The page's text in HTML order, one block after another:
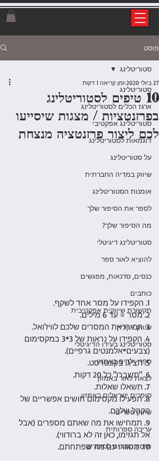
פוסט
סטוריטלינג
ארגז הכלים לסטוריטלינג
סטוריטלינג אפקטיבי
דוגמאות לסטוריטלינג
על סטוריטלינג
שיווק במדיה החברתית
אומנות הסטוריטלינג
לספר את הסיפור שלך
מה הסיפור שלך?
סטוריטלינג דיגיטלי
להוציא לאור ספר
כנסים, סדנאות, מפגשים
כותבים
תקשורת שיווקית אפקטיבית
שיווק אוןליין
סטוריטלינג בעידו הדיגיטלי
ספרי ילדים באמזון
לצאת לאור באמזון
סופרים ישראלים באמזון
שיווק ספרים
עריכה ספרותית
מימון המונים לסופרים
סטוריטלינג
10 טיפים לסטוריטלינג
בפרזנטציות / מצגות שיסייעו
לכם ליצור פרזנטציה מנצחת
27 ביולי 2020 זמן קריאה 1 דקות
1. הקפידו על מסר אחד לשקף.
2. מסר = עד 6 מילים.
3. המירו את המסרים שלכם לוויז'ואל.
4. הקפידו על נראות של 3*3 במקסימום
(צבעים*אלמנטים גרפיים).
5. תציגו בקונטרסט.
6. "תשברו" כל 20 דקות.
7. תשאלו שאלות.
8. תפעילו מקסימום חושים אפשריים של
הקהל שלכם.
9. תמחישו את מה שאתם מספרים (אבל
אל תגזימו, כאן זה לא ברודווי).
10. תסגרו עם מה שפתחתם.